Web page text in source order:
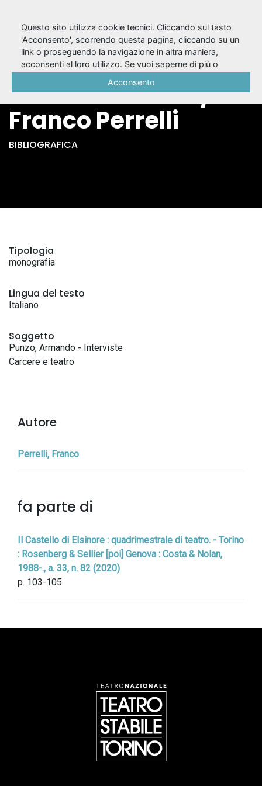
Intervista ad
Armando Punzo /
Franco Perrelli
BIBLIOGRAFICA
Tipologia
monografia
Lingua del testo
Italiano
Soggetto
Punzo, Armando - Interviste
Carcere e teatro
Autore
Perrelli, Franco
fa parte di
Il Castello di Elsinore : quadrimestrale di teatro. - Torino
: Rosenberg & Sellier [poi] Genova : Costa & Nolan,
1988-., a. 33, n. 82 (2020)
p. 103-105
Questo sito utilizza cookie tecnici. Cliccando sul tasto
'Acconsento', scorrendo questa pagina, cliccando su un
link o proseguendo la navigazione in altra maniera,
acconsenti al loro utilizzo. Se vuoi saperne di più o
Acconsento